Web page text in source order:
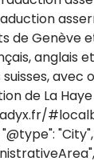
de Genève
anglais
avec
de La Haye